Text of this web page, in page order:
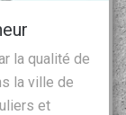
la qualité de
la ville de
et